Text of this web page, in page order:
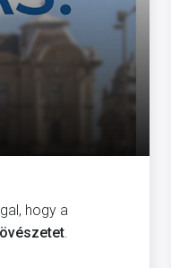
hogy a
.